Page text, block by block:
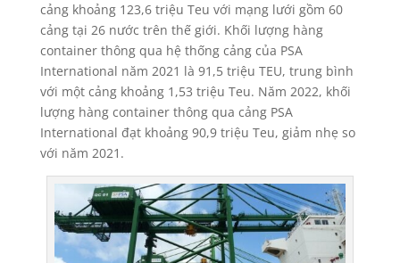
cảng khoảng 123,6 triệu Teu với mạng lưới gồm 60
cảng tại 26 nước trên thế giới. Khối lượng hàng
container thông qua hệ thống cảng của PSA
International năm 2021 là 91,5 triệu TEU, trung bình
với một cảng khoảng 1,53 triệu Teu. Năm 2022, khối
lượng hàng container thông qua cảng PSA
International đạt khoảng 90,9 triệu Teu, giảm nhẹ so
với năm 2021.